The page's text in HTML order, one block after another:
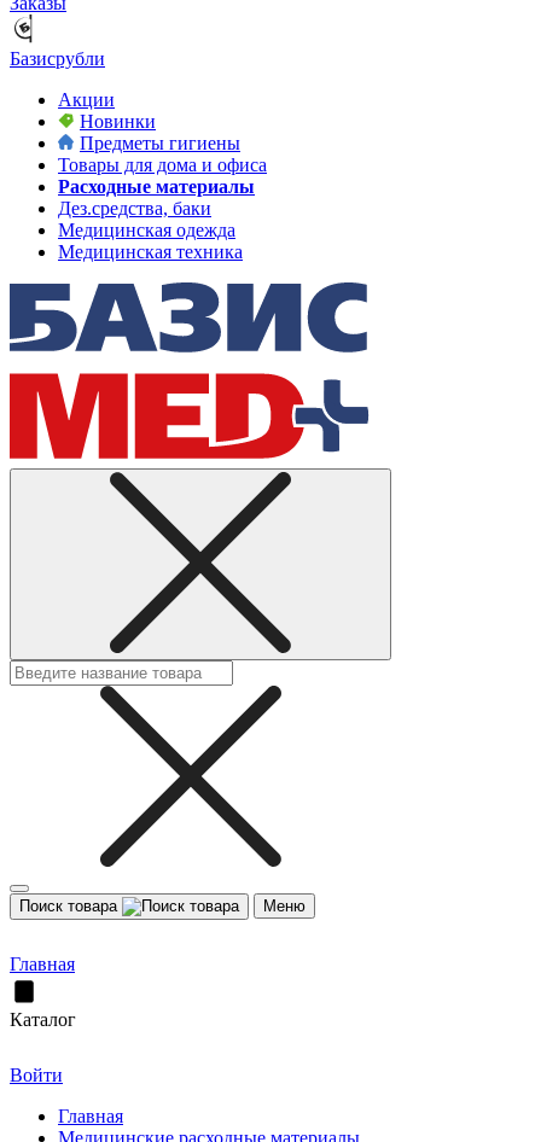
Базисрубли
Акции
Новинки
Предметы гигиены
Товары для дома и офиса
Расходные материалы
Дез.средства, баки
Медицинская одежда
Медицинская техника
Поиск товара Меню
Главная
Каталог
Войти
Главная
Медицинские расходные материалы